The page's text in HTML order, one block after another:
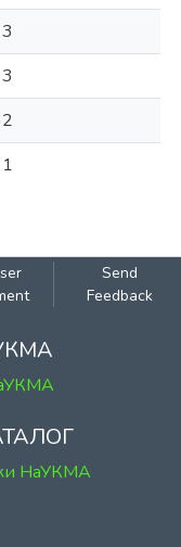
3
3
2
1
Send
Feedback
НаУКМА